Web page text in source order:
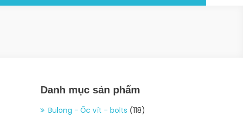
Danh mục sản phẩm
Bulong - Ốc vít - bolts (118)